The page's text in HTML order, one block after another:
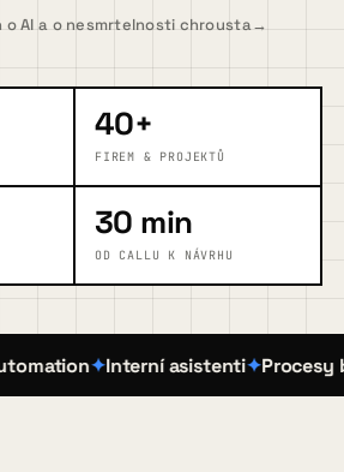
o AI a o nesmrtelnosti chrousta→
40+
FIREM & PROJEKTŮ
30 min
OD CALLU K NÁVRHU
Interní asistenti Procesy